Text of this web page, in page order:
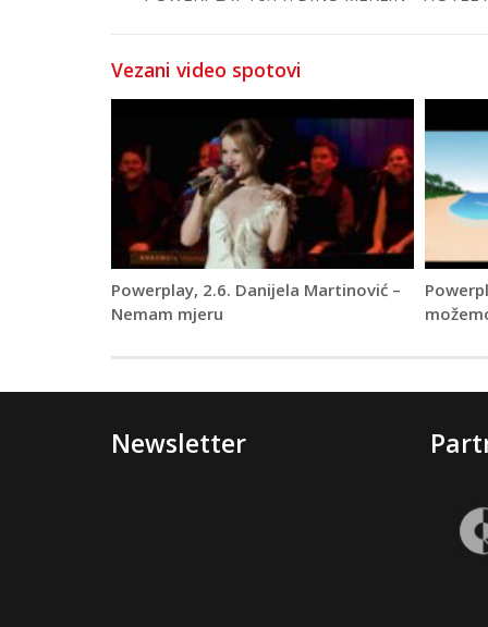
Vezani video spotovi
Powerplay, 2.6. Danijela Martinović –
Nemam mjeru
Newsletter